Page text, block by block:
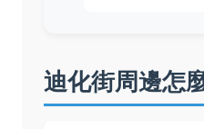
迪化街周邊怎